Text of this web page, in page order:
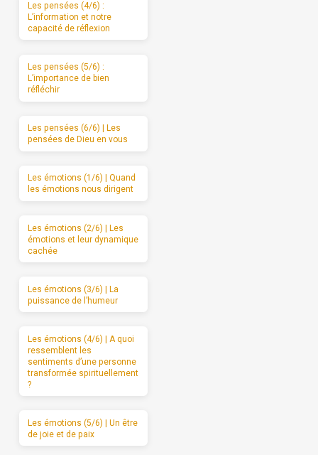
Les pensées (4/6) :
L’information et notre
capacité de réflexion
Les pensées (5/6) :
L’importance de bien
réfléchir
Les pensées (6/6) | Les
pensées de Dieu en vous
Les émotions (1/6) | Quand
les émotions nous dirigent
Les émotions (2/6) | Les
émotions et leur dynamique
cachée
Les émotions (3/6) | La
puissance de l’humeur
Les émotions (4/6) | A quoi
ressemblent les
sentiments d’une personne
transformée spirituellement
?
Les émotions (5/6) | Un être
de joie et de paix